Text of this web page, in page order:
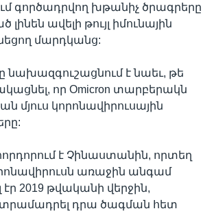
գործադրվող խթանիչ ծրագրերը
լինեն ավելի թույլ իմունային
մարդկանց:
է նաեւ, թե
որ Omicron տարբերակն
մյուս կորոնավիրուսային
է Չինաստանին, որտեղ
առաջին անգամ
2019 թվականի վերջին,
տրամադրել դրա ծագման հետ